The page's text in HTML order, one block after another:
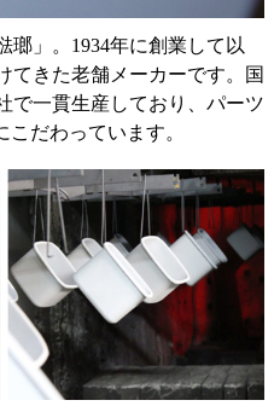
瑯」。1934年に創業して以
てきた老舗メーカーです。国
で一貫生産しており、パーツ
だわっています。